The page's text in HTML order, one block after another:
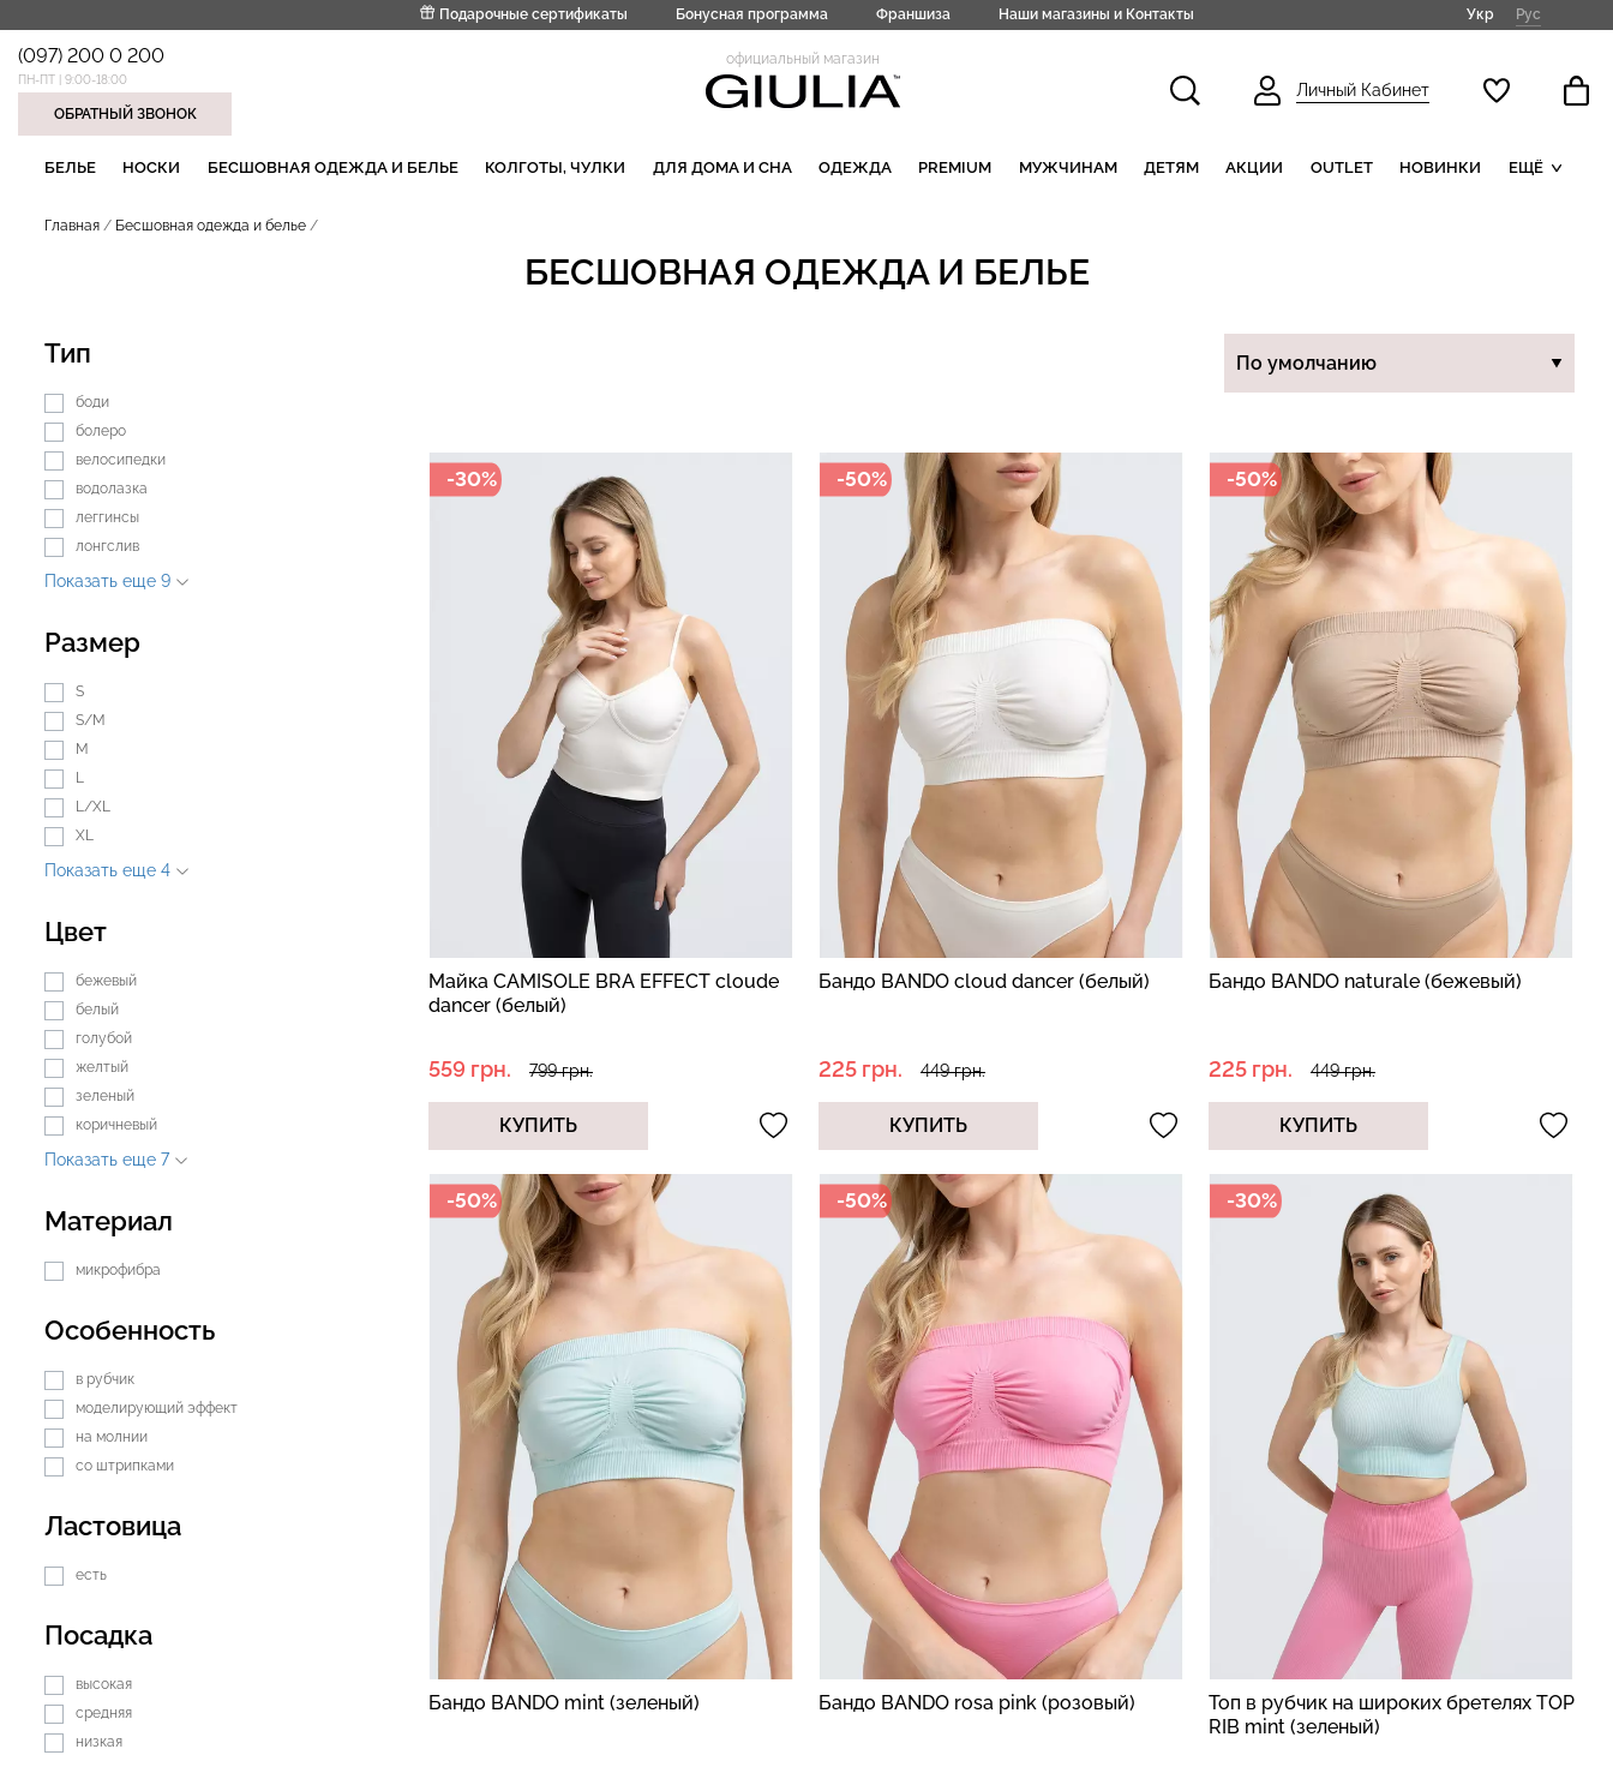
Подарочные сертификаты Бонусная программа Франшиза Наши магазины и Контакты Укр Рус
(097) 200 0 200
ПН-ПТ | 9:00-18:00
ОБРАТНЫЙ ЗВОНОК
официальный магазин
Личный Кабинет
БЕЛЬЕ НОСКИ БЕСШОВНАЯ ОДЕЖДА И БЕЛЬЕ КОЛГОТЫ, ЧУЛКИ ДЛЯ ДОМА И СНА ОДЕЖДА PREMIUM МУЖЧИНАМ ДЕТЯМ АКЦИИ OUTLET НОВИНКИ ЕЩЁ
Главная Бесшовная одежда и белье
БЕСШОВНАЯ ОДЕЖДА И БЕЛЬЕ
Тип
боди
болеро
велосипедки
водолазка
леггинсы
лонгслив
Показать еще 9
Размер
S
S/M
M
L
L/XL
XL
Показать еще 4
Цвет
бежевый
белый
голубой
желтый
зеленый
коричневый
Показать еще 7
Материал
микрофибра
Особенность
в рубчик
моделирующий эффект
на молнии
со штрипками
Ластовица
есть
Посадка
высокая
средняя
низкая
-30%
Майка CAMISOLE BRA EFFECT cloude
dancer (белый)
559 грн. 799 грн.
КУПИТЬ
-50%
Бандо BANDO cloud dancer (белый)
225 грн. 449 грн.
КУПИТЬ
-50%
Бандо BANDO naturale (бежевый)
225 грн. 449 грн.
КУПИТЬ
-50%
Бандо BANDO mint (зеленый)
-50%
Бандо BANDO rosa pink (розовый)
-30%
Топ в рубчик на широких бретелях TOP
RIB mint (зеленый)
НАШИ ТРЕНДОВЫЕ ТОВАРЫ
Бесшовные леггинсы из
микрофибры LEGGINGS 02
Велосипедки с высокой
талией TRACKS 01 (черный)
549 грн.
Бесшовные леггинсы
LEGGINGS (черный) Giulia
551 грн. 689 грн.
Бесшовная бразилиана с
легкой коррекцией
BRASILIAN SHAPEWEAR
black (черный) Giulia
258 грн.369 грн.
Бесшовные стринги STRING
BRIEFS (черный) Giulia
179 грн.299 грн.
коррекцией BRA
SHAPEWEAR nude (бежевый)
Giulia
Бесшовные трусы хипстеры
HIPSTER BRIEFS (бежевый)
329 грн.
Топ на бретелях в рубчик
CAMI TOP RIB white (белый)
Giulia
499 грн.
Бесшовный топ с легкой
коррекцией BRA
SHAPEWEAR black (черный)
Giulia
Велосипедки с пуш-ап
эффектом бесшовные
TRACKS SHAPE black
(черный) Giulia
649 грн.